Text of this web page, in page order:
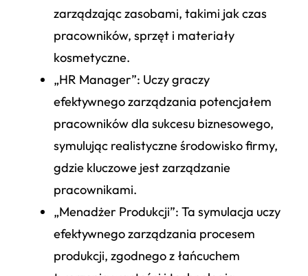
zarządzając zasobami, takimi jak czas
pracowników, sprzęt i materiały
kosmetyczne.
„HR Manager”: Uczy graczy
efektywnego zarządzania potencjałem
pracowników dla sukcesu biznesowego,
symulując realistyczne środowisko firmy,
gdzie kluczowe jest zarządzanie
pracownikami.
„Menadżer Produkcji”: Ta symulacja uczy
efektywnego zarządzania procesem
produkcji, zgodnego z łańcuchem